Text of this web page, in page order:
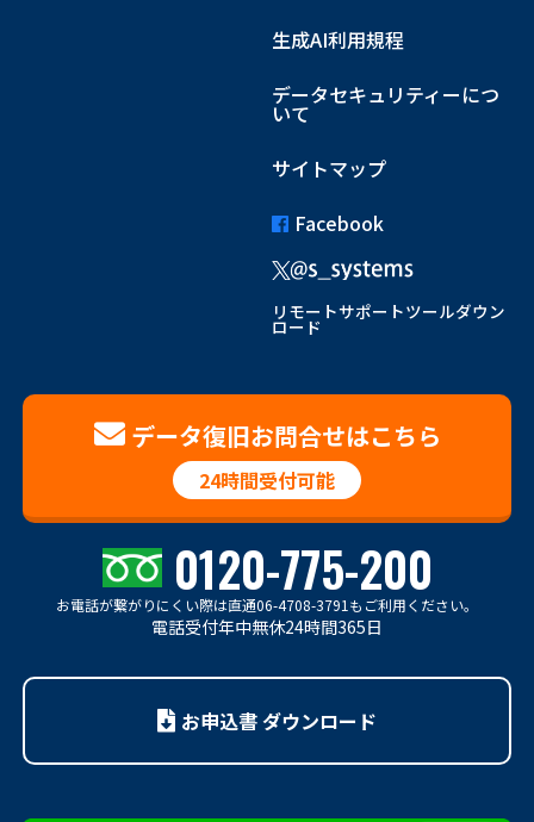
生成AI利用規程
データセキュリティーにつ
いて
サイトマップ
Facebook
リモートサポートツールダウン
ロード
データ復旧お問合せはこちら
24時間受付可能
0120-775-200
お電話が繋がりにくい際は直通06-4708-3791もご利用ください。
電話受付年中無休24時間365日
お申込書 ダウンロード